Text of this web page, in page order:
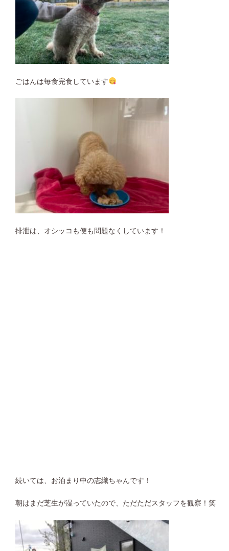
ごはんは毎食完食しています
排泄は、オシッコも便も問題なくしています！
続いては、お泊まり中の志織ちゃんです！
朝はまだ芝生が湿っていたので、ただただスタッフを観察！笑